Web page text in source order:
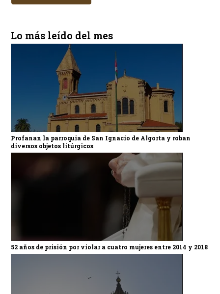
Lo más leído del mes
Profanan la parroquia de San Ignacio de Algorta y roban
diversos objetos litúrgicos
52 años de prisión por violar a cuatro mujeres entre 2014 y 2018